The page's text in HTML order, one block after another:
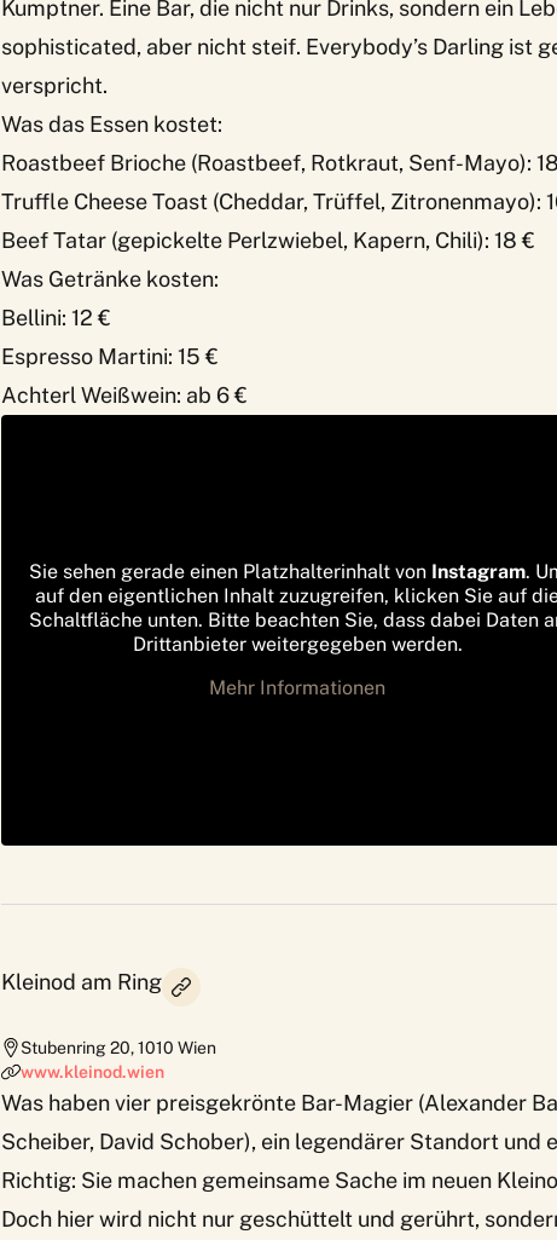
Kumptner. Eine Bar, die nicht nur Drinks, sondern ein
sophisticated, aber nicht steif. Everybody’s Darling ist
verspricht.
Was das Essen kostet:
Roastbeef Brioche (Roastbeef, Rotkraut, Senf-Mayo):
Truffle Cheese Toast (Cheddar, Trüffel, Zitronenmayo):
Beef Tatar (gepickelte Perlzwiebel, Kapern, Chili): 18 €
Was Getränke kosten:
Bellini: 12 €
Espresso Martini: 15 €
Achterl Weißwein: ab 6 €
Sie sehen gerade einen Platzhalterinhalt von Instagram.
auf den eigentlichen Inhalt zuzugreifen, klicken Sie auf
Schaltfläche unten. Bitte beachten Sie, dass dabei Daten
Drittanbieter weitergegeben werden.
Mehr Informationen
Kleinod am Ring
Stubenring 20,1010 Wien
www.kleinod.wien
Was haben vier preisgekrönte Bar-Magier (Alexander
Scheiber, David Schober), ein legendärer Standort und
Richtig: Sie machen gemeinsame Sache im neuen
Doch hier wird nicht nur geschüttelt und gerührt,